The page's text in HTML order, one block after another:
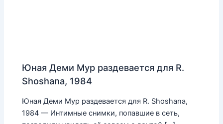
Юная Деми Мур раздевается для R.
Shoshana, 1984
Юная Деми Мур раздевается для R. Shoshana,
1984 — Интимные снимки, попавшие в сеть,